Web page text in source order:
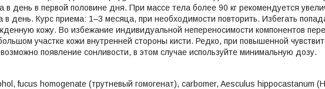
в день в первой половине дня. При массе тела более 90 кг рекомендуется
в день. Курс приема: 1–3 месяца, при необходимости повторить. Избегать
кожу. Во избежание индивидуальной непереносимости компонентов
участке кожи внутренней стороны кисти. Редко, при повышенной
появление сонливости, в этом случае используйте минимальную дозу.
fucus homogenate (трутневый гомогенат), carbomer, Aesculus hippocastanum